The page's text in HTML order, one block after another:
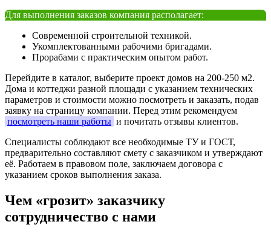
Для выполнения заказов компания располагает:
Современной строительной техникой.
Укомплектованными рабочими бригадами.
Прорабами с практическим опытом работ.
Перейдите в каталог, выберите проект домов на 200-250 м2.
Дома и коттеджи разной площади с указанием технических
параметров и стоимости можно посмотреть и заказать, подав
заявку на страницу компании. Перед этим рекомендуем
посмотреть наши работы и почитать отзывы клиентов.
Специалисты соблюдают все необходимые ТУ и ГОСТ,
предварительно составляют смету с заказчиком и утверждают
её. Работаем в правовом поле, заключаем договора с
указанием сроков выполнения заказа.
Чем «грозит» заказчику
сотрудничество с нами